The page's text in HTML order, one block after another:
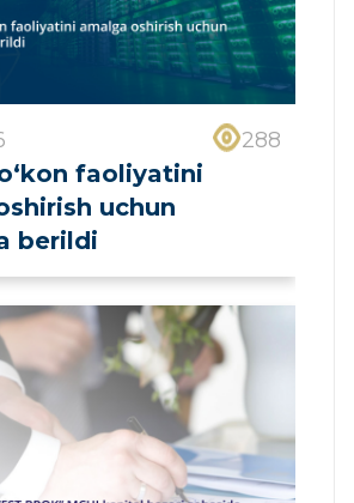
288
faoliyatini
uchun
berildi